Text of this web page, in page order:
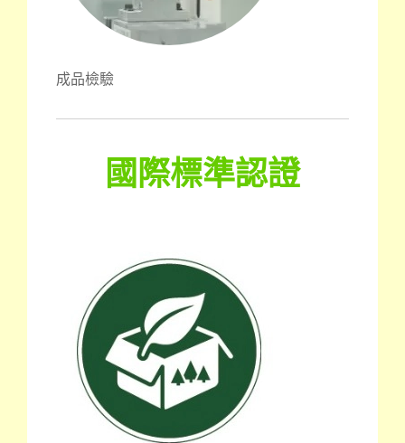
成品檢驗
國際標準認證